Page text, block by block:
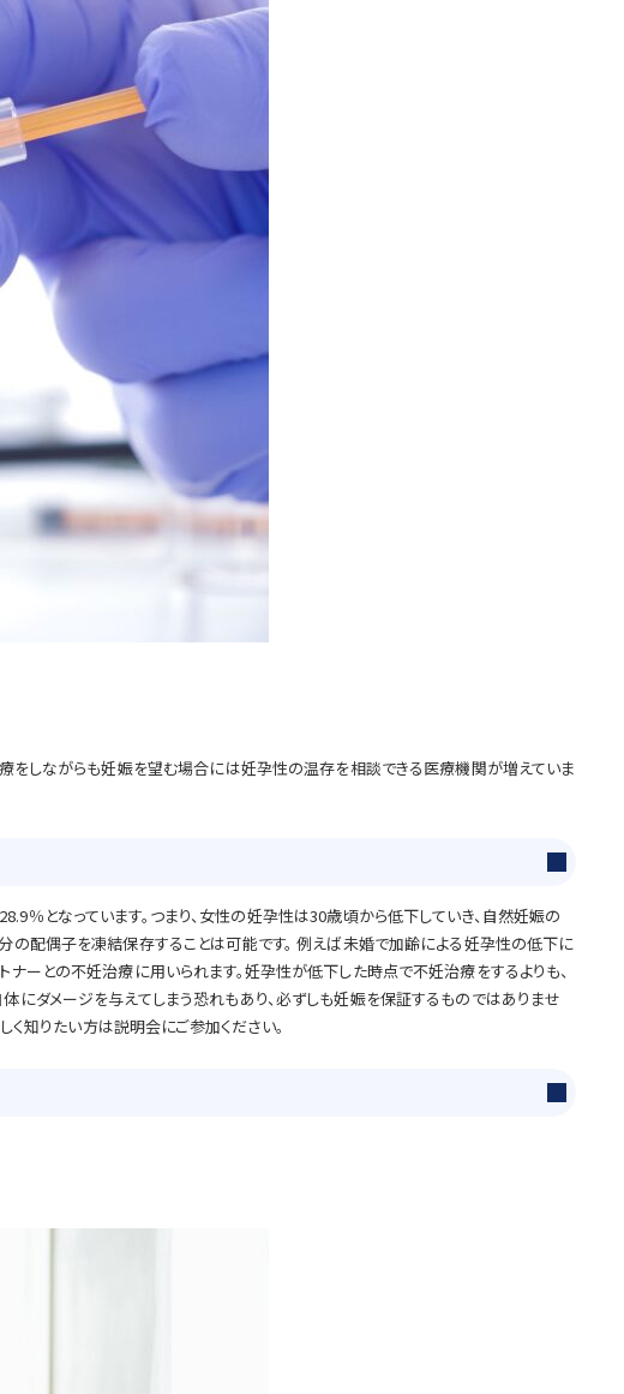
をしながらも妊娠を望む場合には妊孕性の温存を相談できる医療機関が増えていま
となっています。つまり、女性の妊孕性は30歳頃から低下していき、自然妊娠の
配偶子を凍結保存することは可能です。 例えば未婚で加齢による妊孕性の低下に
ーとの不妊治療に用いられます。妊孕性が低下した時点で不妊治療をするよりも、
ダメージを与えてしまう恐れもあり、必ずしも妊娠を保証するものではありませ
知りたい方は説明会にご参加ください。